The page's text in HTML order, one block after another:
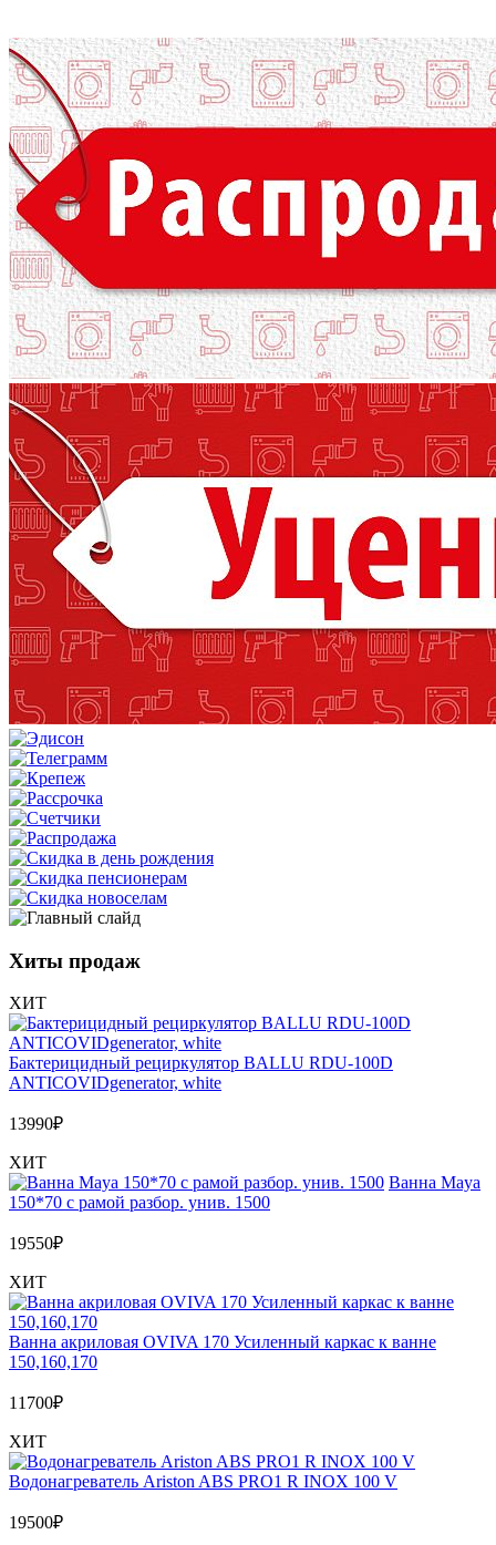
Хиты продаж
ХИТ
Бактерицидный рециркулятор BALLU RDU-100D
ANTICOVIDgenerator, white
13990₽
ХИТ
Ванна Maya
150*70 с рамой разбор. унив. 1500
19550₽
ХИТ
Ванна акриловая OVIVA 170 Усиленный каркас к ванне
150,160,170
11700₽
ХИТ
Водонагреватель Ariston ABS PRO1 R INOX 100 V
19500₽